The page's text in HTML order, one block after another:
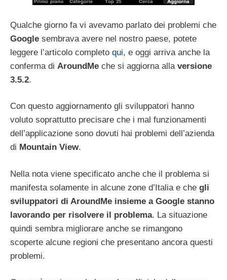
Qualche giorno fa vi avevamo parlato dei problemi che
Google sembrava avere nel nostro paese, potete
leggere l’articolo completo qui, e oggi arriva anche la
conferma di AroundMe che si aggiorna alla versione
3.5.2.
Con questo aggiornamento gli sviluppatori hanno
voluto soprattutto precisare che i mal funzionamenti
dell’applicazione sono dovuti hai problemi dell’azienda
di Mountain View.
Nella nota viene specificato anche che il problema si
manifesta solamente in alcune zone d’Italia e che gli
sviluppatori di AroundMe insieme a Google stanno
lavorando per risolvere il problema. La situazione
quindi sembra migliorare anche se rimangono
scoperte alcune regioni che presentano ancora questi
problemi.